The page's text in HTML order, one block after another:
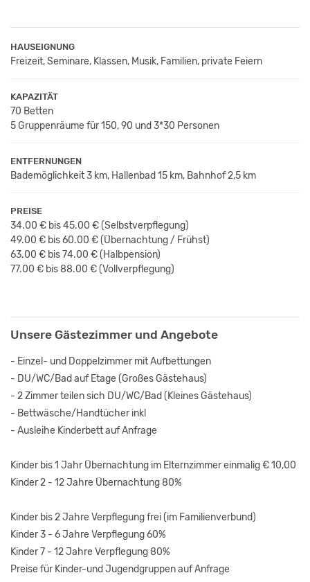
HAUSEIGNUNG
Freizeit, Seminare, Klassen, Musik, Familien, private Feiern
KAPAZITÄT
70 Betten
5 Gruppenräume für 150, 90 und 3*30 Personen
ENTFERNUNGEN
Bademöglichkeit 3 km, Hallenbad 15 km, Bahnhof 2,5 km
PREISE
34.00 € bis 45.00 €(Selbstverpflegung)
49.00 € bis 60.00 €(Übernachtung / Frühst)
63.00 € bis 74.00 €(Halbpension)
77.00 € bis 88.00 €(Vollverpflegung)
Unsere Gästezimmer und Angebote
- Einzel- und Doppelzimmer mit Aufbettungen
- DU/WC/Bad auf Etage (Großes Gästehaus)
- 2 Zimmer teilen sich DU/WC/Bad (Kleines Gästehaus)
- Bettwäsche/Handtücher inkl
- Ausleihe Kinderbett auf Anfrage
Kinder bis 1 Jahr Übernachtung im Elternzimmer einmalig € 10,00
Kinder 2 - 12 Jahre Übernachtung 80%
Kinder bis 2 Jahre Verpflegung frei (im Familienverbund)
Kinder 3 - 6 Jahre Verpflegung 60%
Kinder 7 - 12 Jahre Verpflegung 80%
Preise für Kinder-und Jugendgruppen auf Anfrage